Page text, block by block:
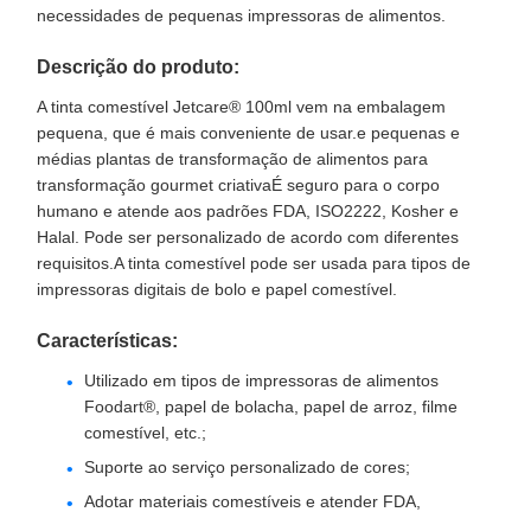
necessidades de pequenas impressoras de alimentos.
Descrição do produto:
A tinta comestível Jetcare® 100ml vem na embalagem
pequena, que é mais conveniente de usar.e pequenas e
médias plantas de transformação de alimentos para
transformação gourmet criativaÉ seguro para o corpo
humano e atende aos padrões FDA, ISO2222, Kosher e
Halal. Pode ser personalizado de acordo com diferentes
requisitos.A tinta comestível pode ser usada para tipos de
impressoras digitais de bolo e papel comestível.
Características:
Utilizado em tipos de impressoras de alimentos
Foodart®, papel de bolacha, papel de arroz, filme
comestível, etc.;
Suporte ao serviço personalizado de cores;
Adotar materiais comestíveis e atender FDA,